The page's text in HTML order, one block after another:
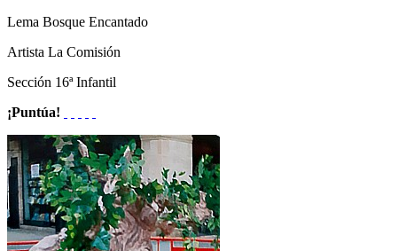
Lema Bosque Encantado
Artista La Comisión
Sección 16ª Infantil
¡Puntúa!